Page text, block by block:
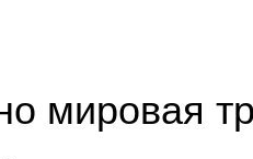
мировая